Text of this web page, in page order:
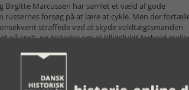
Birgitte Marcussen har samlet et væld af gode
forsøg på at lære at cykle. Men der
straffede ved at skyde voldtægtsmanden.
på sprit, og historier om et tillidsfuldt forhold
med ca. 8.000 russiske soldater i et år har
boede på øen på det tidspunkt. Jakob Seerup
tyskere på øen, et tal, der voksede betydeligt i de
flygtninge og soldater i maj 1945.